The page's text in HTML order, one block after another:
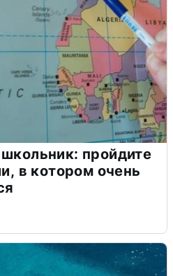
пройдите
в котором очень